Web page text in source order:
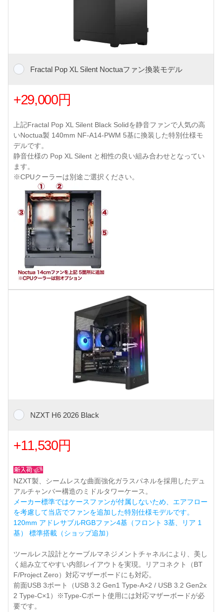
Fractal Pop XL Silent Noctuaファン換装モデル
+29,000円
上記Fractal Pop XL Silent Black Solidを静音ファンで人気の高
いNoctua製 140mm NF-A14-PWM 5基に換装した特別仕様モ
デルです。
静音仕様の Pop XL Silent と相性の良い組み合わせとなってい
ます。
※CPUクーラーは別途ご選択ください。
NZXT H6 2026 Black
+11,530円
NZXT製、シームレスな曲面強化ガラスパネルを採用したデュ
アルチャンバー構造のミドルタワーケース。
メーカー標準ではケースファンが付属しないため、エアフロー
を考慮して当店でファンを追加した特別仕様モデルです。
120mm アドレサブルRGBファン4基（フロント 3基、リア 1
基） 標準搭載（ショップ追加）
ツールレス設計とケーブルマネジメントチャネルにより、美し
く組み立てやすい内部レイアウトを実現。リアコネクト（BT
F/Project Zero）対応マザーボードにも対応。
前面USB 3ポート（USB 3.2 Gen1 Type-A×2 / USB 3.2 Gen2x
2 Type-C×1）※Type-Cポート使用には対応マザーボードが必
要です。